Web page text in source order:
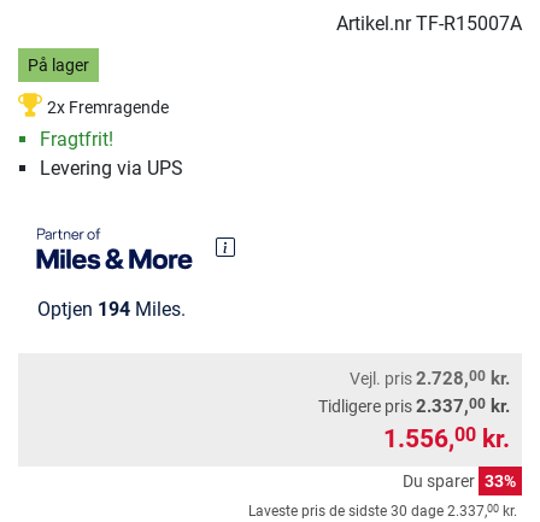
Artikel.nrTF-R15007A
På lager
2x Fremragende
Fragtfrit!
Levering via UPS
Optjen 194 Miles.
Vejl. pris2.728,00 kr.
Tidligere pris2.337,00 kr.
1.556,00 kr.
Du sparer 33%
Laveste pris de sidste 30 dage 2.337,00 kr.